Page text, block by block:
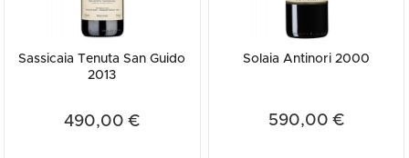
Sassicaia Tenuta San Guido
2013
490,00 €
Solaia Antinori 2000
590,00 €